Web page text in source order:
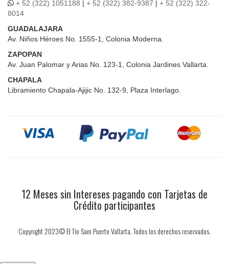
+ 52 (322) 1051188 | + 52 (322) 382-9387 | + 52 (322) 322-
8014
GUADALAJARA
Av. Niños Héroes No. 1555-1, Colonia Moderna.
ZAPOPAN
Av. Juan Palomar y Arias No. 123-1, Colonia Jardines Vallarta.
CHAPALA
Libramiento Chapala-Ajijic No. 132-9, Plaza Interlago.
12 Meses sin Intereses pagando con Tarjetas de
Crédito participantes
Copyright 2023© El Tío Sam Puerto Vallarta. Todos los derechos reservados.